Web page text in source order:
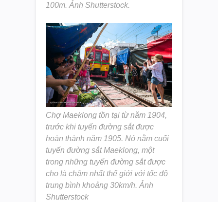
100m. Ảnh Shutterstock.
Chợ Maeklong tồn tại từ năm 1904,
trước khi tuyến đường sắt được
hoàn thành năm 1905. Nó nằm cuối
tuyến đường sắt Maeklong, một
trong những tuyến đường sắt được
cho là chậm nhất thế giới với tốc độ
trung bình khoảng 30km/h. Ảnh
Shutterstock